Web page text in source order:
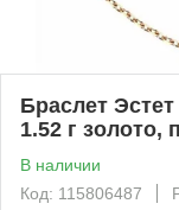
Браслет
1.52 г золото,
В наличии
Код: 115806487